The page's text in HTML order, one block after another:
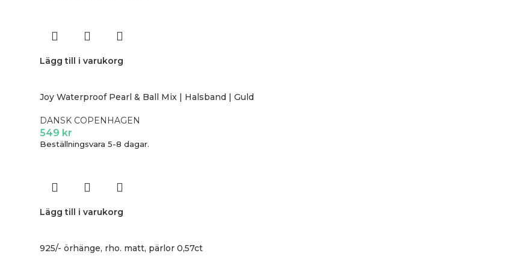
Lägg till i varukorg
Joy Waterproof Pearl & Ball Mix | Halsband | Guld
DANSK COPENHAGEN
549 kr
Beställningsvara 5-8 dagar.
Lägg till i varukorg
925/- örhänge, rho. matt, pärlor 0,57ct